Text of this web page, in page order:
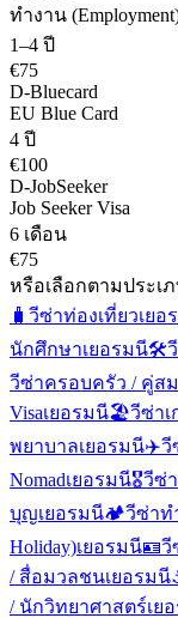
ทำงาน
1–4 ปี
€75
D-Bluecard
EU Blue Card
4 ปี
€100
D-JobSeeker
Job Seeker Visa
6 เดือน
€75
หรือเลือกตามประเ
🧳 วีซ่าท่องเที่ยวเยอ
นักศึกษาเยอรมนี🛠️
วีซ่าครอบครัว / คู่ส
Visaเยอรมนี🏖️วีซ่าเ
พยาบาลเยอรมนี✈️วี
Nomadเยอรมนี🎖️วีซ่
บุญเยอรมนี🏕️วีซ่าท
Holiday)เยอรมนี🪪วี
/ สื่อมวลชนเยอรมนี
/ นักวิทยาศาสตร์เย